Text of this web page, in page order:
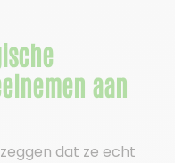
aan
dat ze echt